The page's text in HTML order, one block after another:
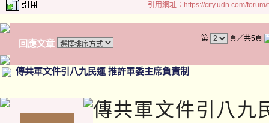
引用網址：https://city.udn.com/
回應文章 第 頁／共5頁
傳共軍文件引八九民運 推許軍委主席負責制
傳共軍文件引八九